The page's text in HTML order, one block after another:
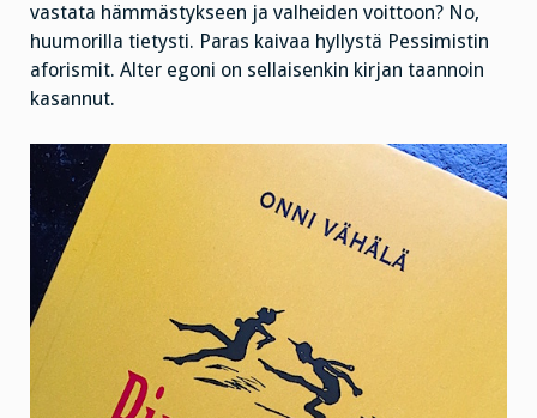
vastata hämmästykseen ja valheiden voittoon? No,
huumorilla tietysti. Paras kaivaa hyllystä Pessimistin
aforismit. Alter egoni on sellaisenkin kirjan taannoin
kasannut.